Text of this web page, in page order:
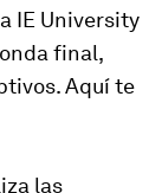
IE University
final,
Aquí te
las